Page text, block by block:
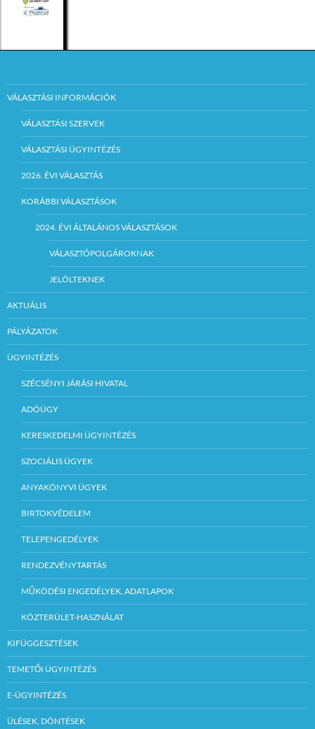
VÁLASZTÁSI INFORMÁCIÓK
VÁLASZTÁSI SZERVEK
VÁLASZTÁSI ÜGYINTÉZÉS
2026. ÉVI VÁLASZTÁS
KORÁBBI VÁLASZTÁSOK
2024. ÉVI ÁLTALÁNOS VÁLASZTÁSOK
VÁLASZTÓPOLGÁROKNAK
JELÖLTEKNEK
AKTUÁLIS
PÁLYÁZATOK
ÜGYINTÉZÉS
SZÉCSÉNYI JÁRÁSI HIVATAL
ADÓÜGY
KERESKEDELMI ÜGYINTÉZÉS
SZOCIÁLIS ÜGYEK
ANYAKÖNYVI ÜGYEK
BIRTOKVÉDELEM
TELEPENGEDÉLYEK
RENDEZVÉNYTARTÁS
MŰKÖDÉSI ENGEDÉLYEK, ADATLAPOK
KÖZTERÜLET-HASZNÁLAT
KIFÜGGESZTÉSEK
TEMETŐI ÜGYINTÉZÉS
E-ÜGYINTÉZÉS
ÜLÉSEK, DÖNTÉSEK